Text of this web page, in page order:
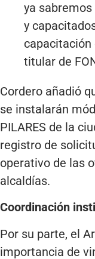
ya
y
capacitación
titular de
Cordero añadió
se instalarán
PILARES de la
registro de
operativo de las
alcaldías.
Coordinación
Por su parte, el
importancia de